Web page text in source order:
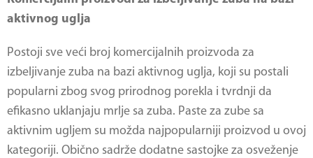
aktivnog uglja
Postoji sve veći broj komercijalnih proizvoda za
izbeljivanje zuba na bazi aktivnog uglja, koji su postali
popularni zbog svog prirodnog porekla i tvrdnji da
efikasno uklanjaju mrlje sa zuba. Paste za zube sa
aktivnim ugljem su možda najpopularniji proizvod u ovoj
kategoriji. Obično sadrže dodatne sastojke za osveženje